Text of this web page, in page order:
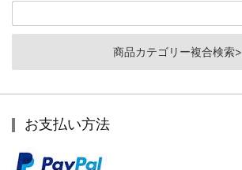
商品カテゴリー複合検索>
お支払い方法